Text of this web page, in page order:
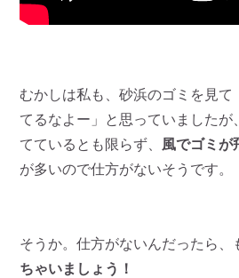
むかしは私も、砂浜のゴミを見て
てるなよー」と思っていましたが
てているとも限らず、 風でゴミが
が多いので仕方がないそうです。
そうか。仕方がないんだったら、
ちゃいましょう！